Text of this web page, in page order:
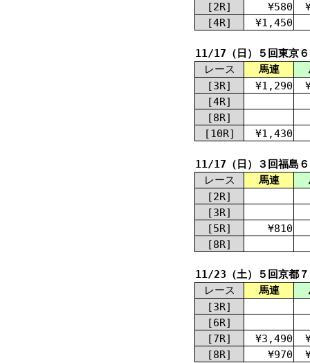
[2R]
¥580
[4R]
¥1,450
11/17（日）５回東京
レース
馬連
[3R]
¥1,290
[4R]
[8R]
[10R]
¥1,430
11/17（日）３回福島
レース
馬連
[2R]
[3R]
[5R]
¥810
[8R]
11/23（土）５回京都
レース
馬連
[3R]
[6R]
[7R]
¥3,490
[8R]
¥970